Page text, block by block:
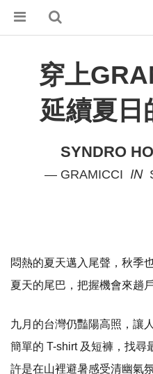
穿上
延續夏日
SYNDRO
— GRAMICCI IN
悶熱的夏天邁入尾聲，秋季
夏天的尾巴，把握機會來趟
九月的台灣仍豔陽高照，讓
簡單的 T-shirt 及短褲，找尋
許是在山裡避暑感受清幽氣